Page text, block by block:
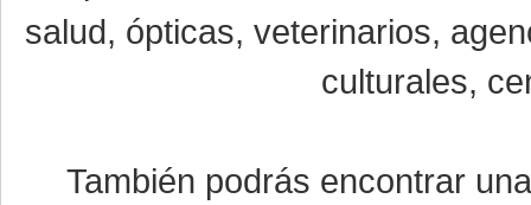
salud, ópticas, veterinarios,
culturales,
También podrás encontrar